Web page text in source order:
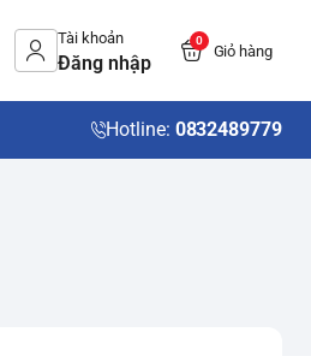
Tài khoản
Đăng nhập
0
Giỏ hàng
Hotline: 0832489779